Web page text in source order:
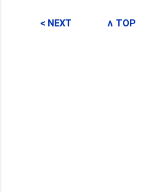
メ
< NEXT ∧ TOP